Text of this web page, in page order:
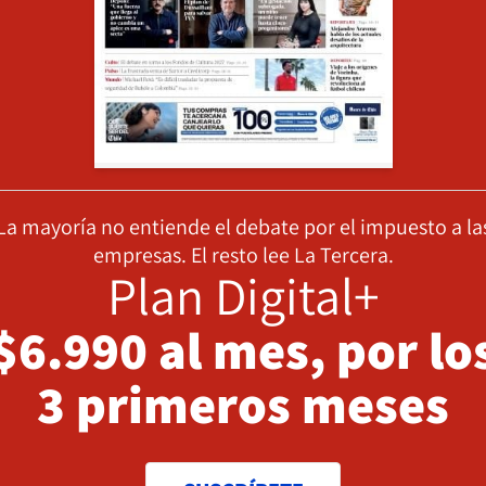
mayoría no entiende el debate por el impuesto a
empresas. El resto lee La Tercera.
Plan Digital+
al mes, por
3 primeros meses